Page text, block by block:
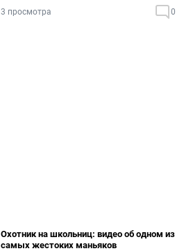
3 просмотра 0
Охотник на школьниц: видео об одном из
самых жестоких маньяков